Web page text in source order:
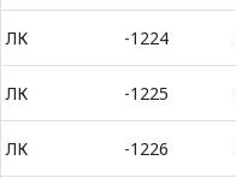
ЛК -1224
ЛК -1225
ЛК -1226